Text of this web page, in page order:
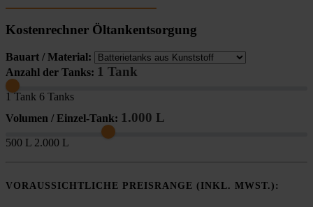
Kostenrechner Öltankentsorgung
Bauart / Material:
Anzahl der Tanks: 1 Tank
1 Tank 6 Tanks
Volumen / Einzel-Tank: 1.000 L
500 L 2.000 L
VORAUSSICHTLICHE PREISRANGE (INKL. MWST.):